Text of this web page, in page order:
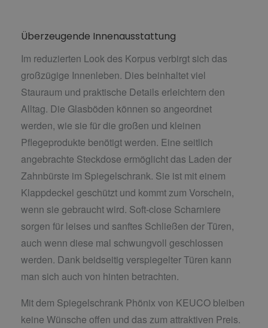
Überzeugende Innenausstattung
Im reduzierten Look des Korpus verbirgt sich das
großzügige Innenleben. Dies beinhaltet viel
Stauraum und praktische Details erleichtern den
Alltag. Die Glasböden können so angeordnet
werden, wie sie für die großen und kleinen
Pflegeprodukte benötigt werden. Eine seitlich
angebrachte Steckdose ermöglicht das Laden der
Zahnbürste im Spiegelschrank. Sie ist mit einem
Klappdeckel geschützt und kommt zum Vorschein,
wenn sie gebraucht wird. Soft-close Scharniere
sorgen für leises und sanftes Schließen der Türen,
auch wenn diese mal schwungvoll geschlossen
werden. Dank beidseitig verspiegelter Türen kann
man sich auch von hinten betrachten.
Mit dem Spiegelschrank Phönix von KEUCO bleiben
keine Wünsche offen und das zum attraktiven Preis.